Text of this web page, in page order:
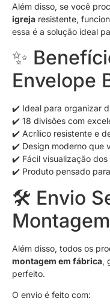
Além disso, se você
igreja resistente,
essa é a solução ideal
✨
Envelope
✔️ Ideal para organizar
✔️ 18 divisões com
✔️ Acrílico resistente e
✔️ Design moderno que
✔️ Fácil visualização dos
✔️ Produto pensado
🛠️ Envio
Montagem
Além disso, todos os
montagem em fábrica,
perfeito.
O envio é feito com: